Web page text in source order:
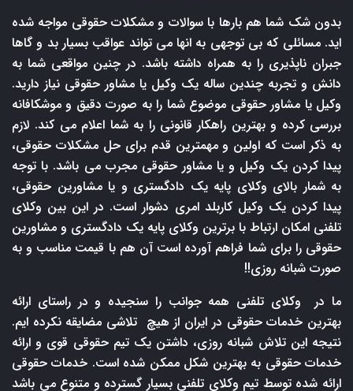
بدون شک شما هم بارها با سوالات و مشکلات حقوقی مواجه شده
اید. مسائلی که بی توجهی به انها می تواند عواقب بسیار بد و گاها
جبران ناپذیری را به همراه داشته باشد. در چنین مواقعی شما به
دانش و تجربه چندین ساله یک وکیل یا مشاور حقوقی نیاز دارید.
وکیل یا مشاور حقوقی موضوع شما را به صورت دقیق و موشکافانه
بررسی کرده و بهترین راهکار قانونی را به شما اعلام می کند. لازم
به ذکر است که اولین و مهمترین قدم برای حل مشکلات حقوقی،
پیدا کردن یک وکیل و یا مشاور حقوقی مجرب می باشد. با توجه
به شمار بالای وکلای پایه یک دادگستری و یا مشاورین حقوقی،
پیدا کردن یک وکیل کاربلد امری دشوار است. در این بین وکلای
تلفنی امکان ارتباط با برترین وکلای پایه یک دادگستری و مشاورین
حقوقی را برای شما فراهم آورده است آن هم با قیمت مناسب و به
صورت شبانه روزی!!
ما در وکلای تلفنی همه جوانب را سنجیده و در راستای ارائه
بهترین خدمات حقوقی در ایران از هیچ تلاشی مضایقه نکرده ایم.
نتیجه این تلاش شبانه روزی، داشتن یک تیم حقوقی قوی و ارائه
خدمات حقوقی به بهترین شکل ممکن شده است. خدمات حقوقی
ارائه شده توسط تیم وکلای تلفنی بسیار گسترده و متنوع می باشد